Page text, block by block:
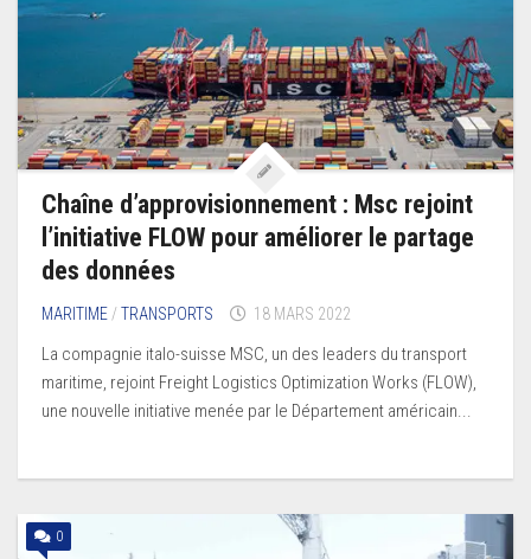
Chaîne d’approvisionnement : Msc rejoint
l’initiative FLOW pour améliorer le partage
des données
MARITIME /TRANSPORTS 18 MARS 2022
La compagnie italo-suisse MSC, un des leaders du transport
maritime, rejoint Freight Logistics Optimization Works (FLOW),
une nouvelle initiative menée par le Département américain...
0